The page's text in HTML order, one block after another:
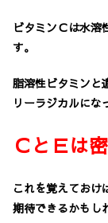
ビタミンＣは水溶
す。
脂溶性ビタミンと
リーラジカルにな
ＣとＥは
これを覚えておけ
期待できるかもし